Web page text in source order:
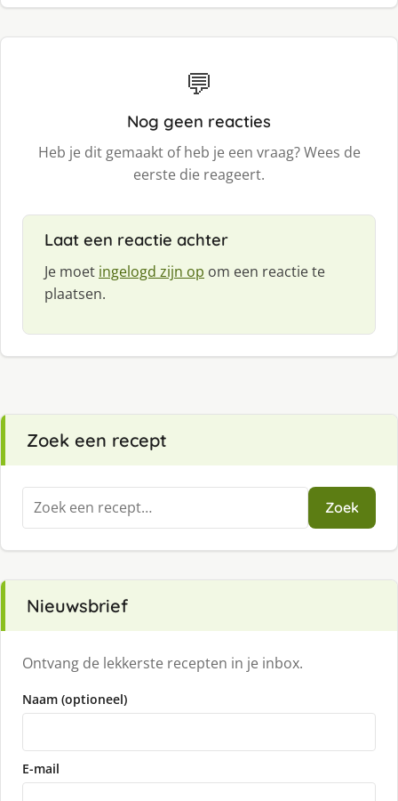
💬
Nog geen reacties
Heb je dit gemaakt of heb je een vraag? Wees de
eerste die reageert.
Laat een reactie achter
Je moet ingelogd zijn op om een reactie te
plaatsen.
Zoek een recept
Zoeken
naar:
Zoek
Nieuwsbrief
Ontvang de lekkerste recepten in je inbox.
Naam (optioneel)
E-mail